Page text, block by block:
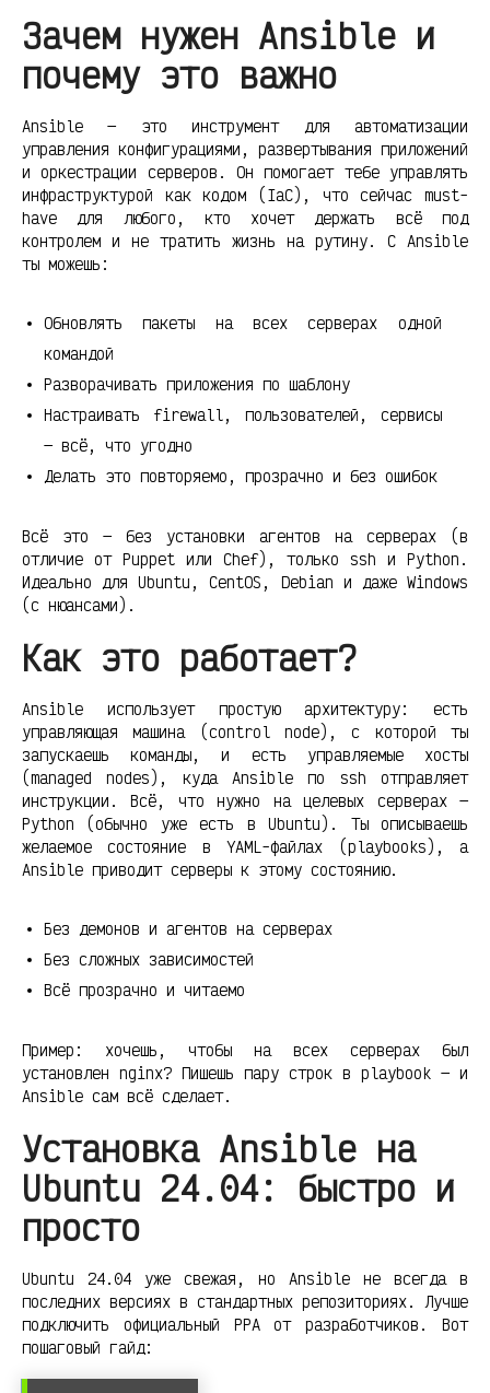
Зачем нужен Ansible и
почему это важно
Ansible — это инструмент для автоматизации
управления конфигурациями, развертывания приложений
и оркестрации серверов. Он помогает тебе управлять
инфраструктурой как кодом (IaC), что сейчас must-
have для любого, кто хочет держать всё под
контролем и не тратить жизнь на рутину. С Ansible
ты можешь:
Обновлять пакеты на всех серверах одной
командой
Разворачивать приложения по шаблону
Настраивать firewall, пользователей, сервисы
— всё, что угодно
Делать это повторяемо, прозрачно и без ошибок
Всё это — без установки агентов на серверах (в
отличие от Puppet или Chef), только ssh и Python.
Идеально для Ubuntu, CentOS, Debian и даже Windows
(с нюансами).
Как это работает?
Ansible использует простую архитектуру: есть
управляющая машина (control node), с которой ты
запускаешь команды, и есть управляемые хосты
(managed nodes), куда Ansible по ssh отправляет
инструкции. Всё, что нужно на целевых серверах —
Python (обычно уже есть в Ubuntu). Ты описываешь
желаемое состояние в YAML-файлах (playbooks), а
Ansible приводит серверы к этому состоянию.
Без демонов и агентов на серверах
Без сложных зависимостей
Всё прозрачно и читаемо
Пример: хочешь, чтобы на всех серверах был
установлен nginx? Пишешь пару строк в playbook — и
Ansible сам всё сделает.
Установка Ansible на
Ubuntu 24.04: быстро и
просто
Ubuntu 24.04 уже свежая, но Ansible не всегда в
последних версиях в стандартных репозиториях. Лучше
подключить официальный PPA от разработчиков. Вот
пошаговый гайд: